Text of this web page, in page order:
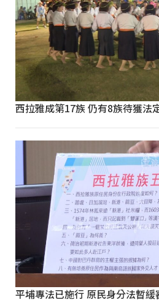
西拉雅成第17族 仍有8族待獲法
平埔專法已施行 原民身分法暫緩